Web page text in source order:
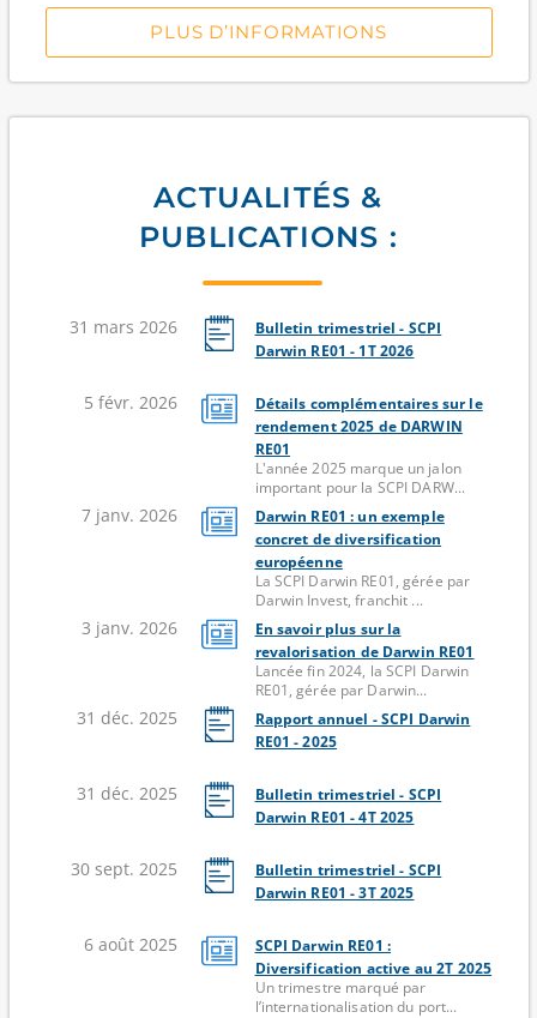
PLUS D’INFORMATIONS
ACTUALITÉS &
PUBLICATIONS :
31 mars 2026
Bulletin trimestriel - SCPI
Darwin RE01 - 1T 2026
5 févr. 2026
Détails complémentaires sur le
rendement 2025 de DARWIN
RE01
L'année 2025 marque un jalon
important pour la SCPI DARW...
7 janv. 2026
Darwin RE01 : un exemple
concret de diversification
européenne
La SCPI Darwin RE01, gérée par
Darwin Invest, franchit ...
3 janv. 2026
En savoir plus sur la
revalorisation de Darwin RE01
Lancée fin 2024, la SCPI Darwin
RE01, gérée par Darwin...
31 déc. 2025
Rapport annuel - SCPI Darwin
RE01 - 2025
31 déc. 2025
Bulletin trimestriel - SCPI
Darwin RE01 - 4T 2025
30 sept. 2025
Bulletin trimestriel - SCPI
Darwin RE01 - 3T 2025
6 août 2025
SCPI Darwin RE01 :
Diversification active au 2T 2025
Un trimestre marqué par
l’internationalisation du port...